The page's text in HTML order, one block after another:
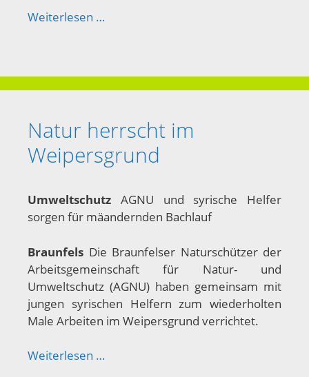
Weiterlesen …
Natur herrscht im
Weipersgrund
Umweltschutz AGNU und syrische Helfer
sorgen für mäandernden Bachlauf
Braunfels Die Braunfelser Naturschützer der
Arbeitsgemeinschaft für Natur- und
Umweltschutz (AGNU) haben gemeinsam mit
jungen syrischen Helfern zum wiederholten
Male Arbeiten im Weipersgrund verrichtet.
Weiterlesen …